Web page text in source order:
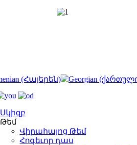
Սկիզբ
Թեմ
Վիրահայոց Թեմ
Հոգեւոր դաս